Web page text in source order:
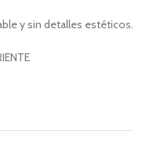
y sin detalles estéticos.